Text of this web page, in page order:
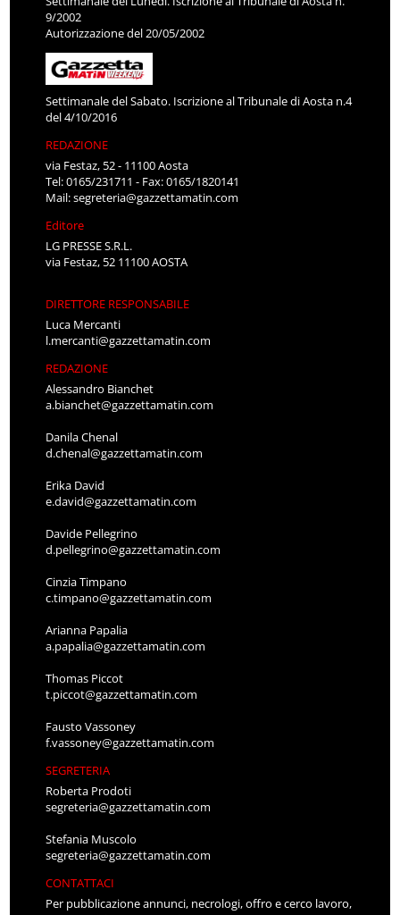
9/2002
Autorizzazione del 20/05/2002
Settimanale del Sabato. Iscrizione al Tribunale di Aosta n.4
del 4/10/2016
REDAZIONE
via Festaz, 52 - 11100 Aosta
Tel: 0165/231711 - Fax: 0165/1820141
Mail:segreteria@gazzettamatin.com
Editore
LG PRESSE S.R.L.
via Festaz, 52 11100 AOSTA
DIRETTORE RESPONSABILE
Luca Mercanti
l.mercanti@gazzettamatin.com
REDAZIONE
Alessandro Bianchet
a.bianchet@gazzettamatin.com
Danila Chenal
d.chenal@gazzettamatin.com
Erika David
e.david@gazzettamatin.com
Davide Pellegrino
d.pellegrino@gazzettamatin.com
Cinzia Timpano
c.timpano@gazzettamatin.com
Arianna Papalia
a.papalia@gazzettamatin.com
Thomas Piccot
t.piccot@gazzettamatin.com
Fausto Vassoney
f.vassoney@gazzettamatin.com
SEGRETERIA
Roberta Prodoti
segreteria@gazzettamatin.com
Stefania Muscolo
segreteria@gazzettamatin.com
CONTATTACI
Per pubblicazione annunci, necrologi, offro e cerco lavoro,